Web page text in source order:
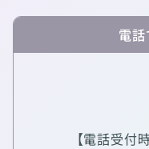
電
【電話受付